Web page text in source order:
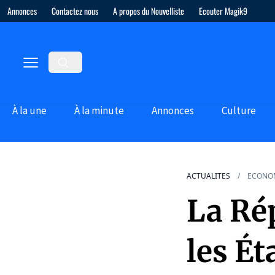
Annonces Contactez nous A propos du Nouvelliste Ecouter Magik9
À la une À la minute Annonces Culture
ACTUALITES
La
les